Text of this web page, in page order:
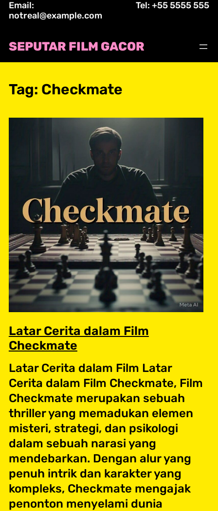
Skip
to
Email:
notreal@example.com
Tel: +55 5555 555
SEPUTAR FILM GACOR
Tag: Checkmate
Latar Cerita dalam Film
Checkmate
Latar Cerita dalam Film Latar
Cerita dalam Film Checkmate, Film
Checkmate merupakan sebuah
thriller yang memadukan elemen
misteri, strategi, dan psikologi
dalam sebuah narasi yang
mendebarkan. Dengan alur yang
penuh intrik dan karakter yang
kompleks, Checkmate mengajak
penonton menyelami dunia